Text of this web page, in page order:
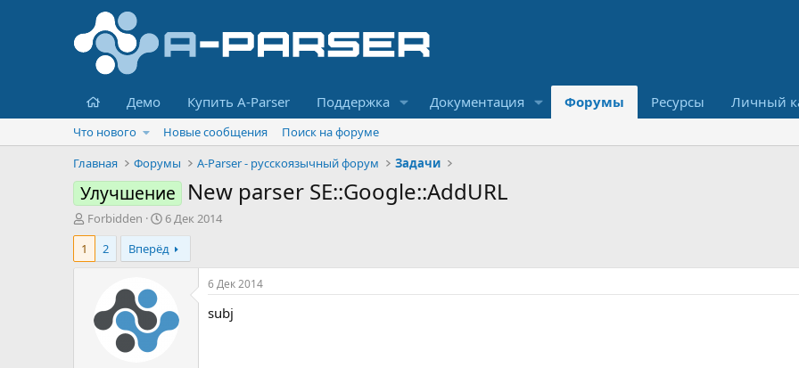
Главная
Демо Купить A-Parser Поддержка Документация Форумы Ресурсы Личный
Что нового Новые сообщения
Поиск на форуме
Главная
Форумы A-Parser - русскоязычный форум Задачи
Улучшение New parser SE::Google::AddURL
А
в
о
м
Forbidden
Д
а
т
а
ч
а
6 Дек 2014
1
2 Вперёд
6 Дек 2014
subj